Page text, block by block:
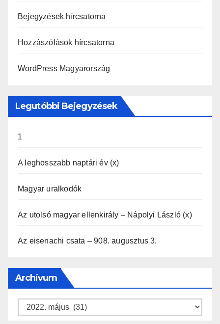
Bejegyzések hírcsatorna
Hozzászólások hírcsatorna
WordPress Magyarország
Legutóbbi Bejegyzések
1
A leghosszabb naptári év (x)
Magyar uralkodók
Az utolsó magyar ellenkirály – Nápolyi László (x)
Az eisenachi csata – 908. augusztus 3.
Archívum
Archívum